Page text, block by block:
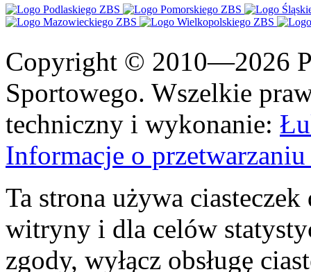
Copyright © 2010—2026
Sportowego. Wszelkie
techniczny i wykonanie:
Informacje o
Ta strona używa
witryny i dla celów
zgody, wyłącz obsługę